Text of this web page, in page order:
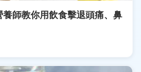
師教你用飲食擊退頭痛、鼻